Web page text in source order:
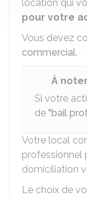
location qui
pour votre
Vous devez
commercial.
À noter
Si votre
de "bail
Votre local
professionnel
domiciliation
Le choix de